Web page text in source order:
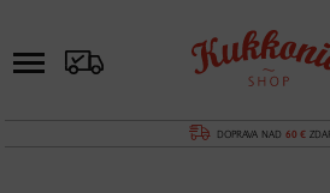
DOPRAVA NAD 60 €